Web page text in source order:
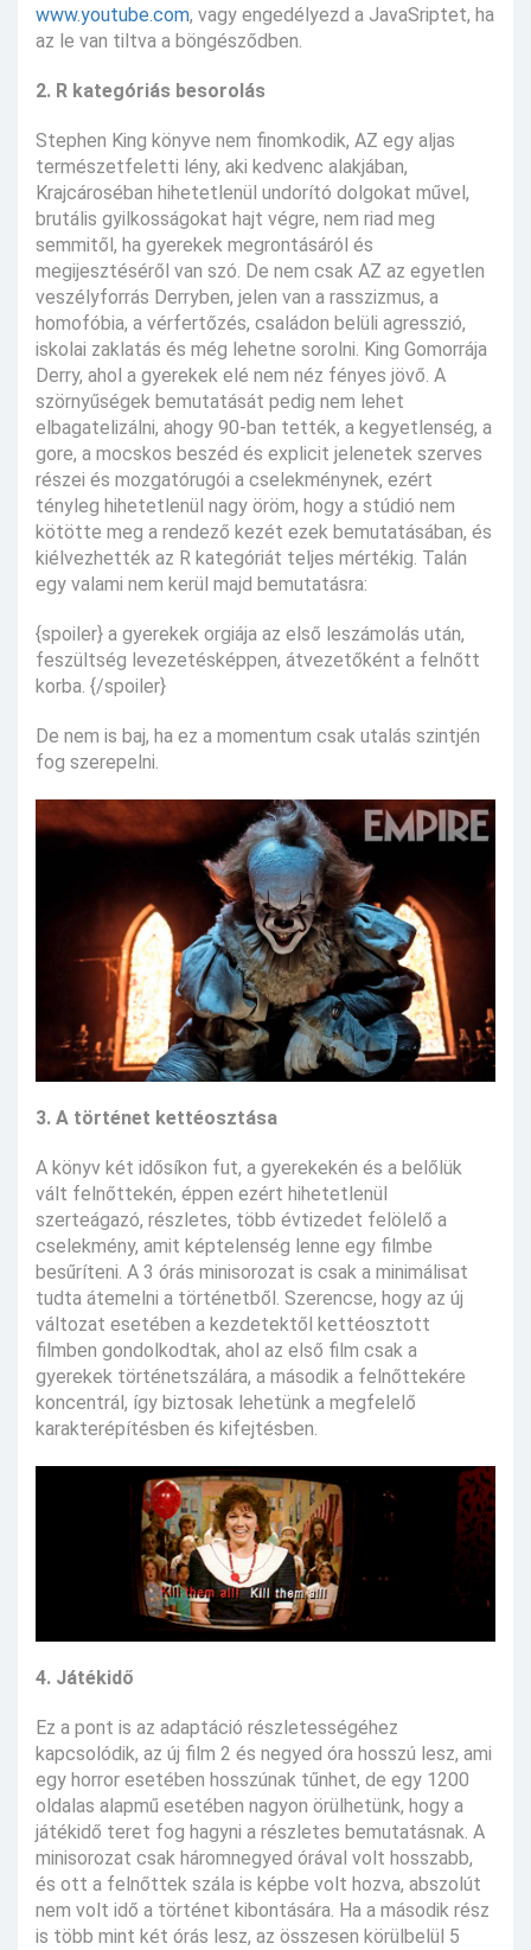
www.youtube.com, vagy engedélyezd a JavaSriptet, ha
az le van tiltva a böngésződben.
2. R kategóriás besorolás
Stephen King könyve nem finomkodik, AZ egy aljas
természetfeletti lény, aki kedvenc alakjában,
Krajcároséban hihetetlenül undorító dolgokat művel,
brutális gyilkosságokat hajt végre, nem riad meg
semmitől, ha gyerekek megrontásáról és
megijesztéséről van szó. De nem csak AZ az egyetlen
veszélyforrás Derryben, jelen van a rasszizmus, a
homofóbia, a vérfertőzés, családon belüli agresszió,
iskolai zaklatás és még lehetne sorolni. King Gomorrája
Derry, ahol a gyerekek elé nem néz fényes jövő. A
szörnyűségek bemutatását pedig nem lehet
elbagatelizálni, ahogy 90-ban tették, a kegyetlenség, a
gore, a mocskos beszéd és explicit jelenetek szerves
részei és mozgatórugói a cselekménynek, ezért
tényleg hihetetlenül nagy öröm, hogy a stúdió nem
kötötte meg a rendező kezét ezek bemutatásában, és
kiélvezhették az R kategóriát teljes mértékig. Talán
egy valami nem kerül majd bemutatásra:
{spoiler} a gyerekek orgiája az első leszámolás után,
feszültség levezetésképpen, átvezetőként a felnőtt
korba. {/spoiler}
De nem is baj, ha ez a momentum csak utalás szintjén
fog szerepelni.
3. A történet kettéosztása
A könyv két idősíkon fut, a gyerekekén és a belőlük
vált felnőttekén, éppen ezért hihetetlenül
szerteágazó, részletes, több évtizedet felölelő a
cselekmény, amit képtelenség lenne egy filmbe
besűríteni. A 3 órás minisorozat is csak a minimálisat
tudta átemelni a történetből. Szerencse, hogy az új
változat esetében a kezdetektől kettéosztott
filmben gondolkodtak, ahol az első film csak a
gyerekek történetszálára, a második a felnőttekére
koncentrál, így biztosak lehetünk a megfelelő
karakterépítésben és kifejtésben.
4. Játékidő
Ez a pont is az adaptáció részletességéhez
kapcsolódik, az új film 2 és negyed óra hosszú lesz, ami
egy horror esetében hosszúnak tűnhet, de egy 1200
oldalas alapmű esetében nagyon örülhetünk, hogy a
játékidő teret fog hagyni a részletes bemutatásnak. A
minisorozat csak háromnegyed órával volt hosszabb,
és ott a felnőttek szála is képbe volt hozva, abszolút
nem volt idő a történet kibontására. Ha a második rész
is több mint két órás lesz, az összesen körülbelül 5